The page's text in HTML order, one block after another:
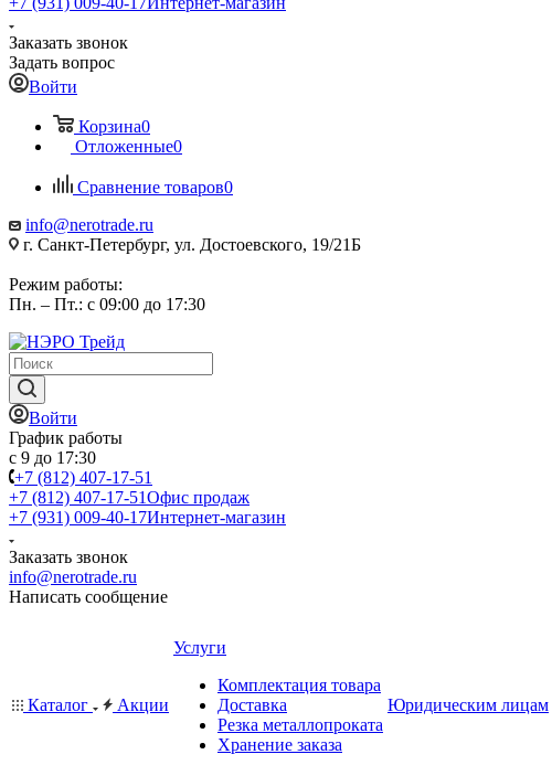
Заказать звонок
Задать вопрос
Войти
Корзина0
Отложенные0
Сравнение товаров0
info@nerotrade.ru
г. Санкт-Петербург, ул. Достоевского, 19/21Б
Режим работы:
Пн. – Пт.: с 09:00 до 17:30
Войти
График работы
с 9 до 17:30
+7 (812) 407-17-51
+7 (812) 407-17-51Офис продаж
+7 (931) 009-40-17Интернет-магазин
Заказать звонок
info@nerotrade.ru
Написать сообщение
Каталог Акции
Услуги
Комплектация товара
Доставка
Резка металлопроката
Хранение заказа
Юридическим лицам